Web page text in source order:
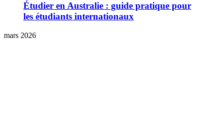
Étudier en Australie : guide pratique pour
les étudiants internationaux
mars 2026